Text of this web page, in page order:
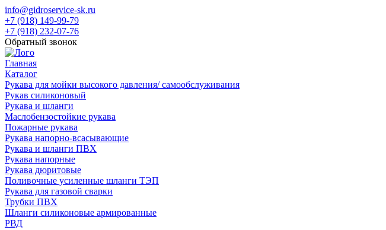
info@gidroservice-sk.ru
+7 (918) 149-99-79
+7 (918) 232-07-76
Обратный звонок
Главная
Каталог
Рукава для мойки высокого давления/ самообслуживания
Рукав силиконовый
Рукава и шланги
Маслобензостойкие рукава
Пожарные рукава
Рукава напорно-всасывающие
Рукава и шланги ПВХ
Рукава напорные
Рукава дюритовые
Поливочные усиленные шланги ТЭП
Рукава для газовой сварки
Трубки ПВХ
Шланги силиконовые армированные
РВД